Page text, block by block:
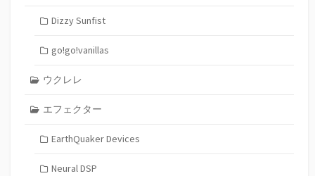
Dizzy Sunfist
go!go!vanillas
ウクレレ
エフェクター
EarthQuaker Devices
Neural DSP